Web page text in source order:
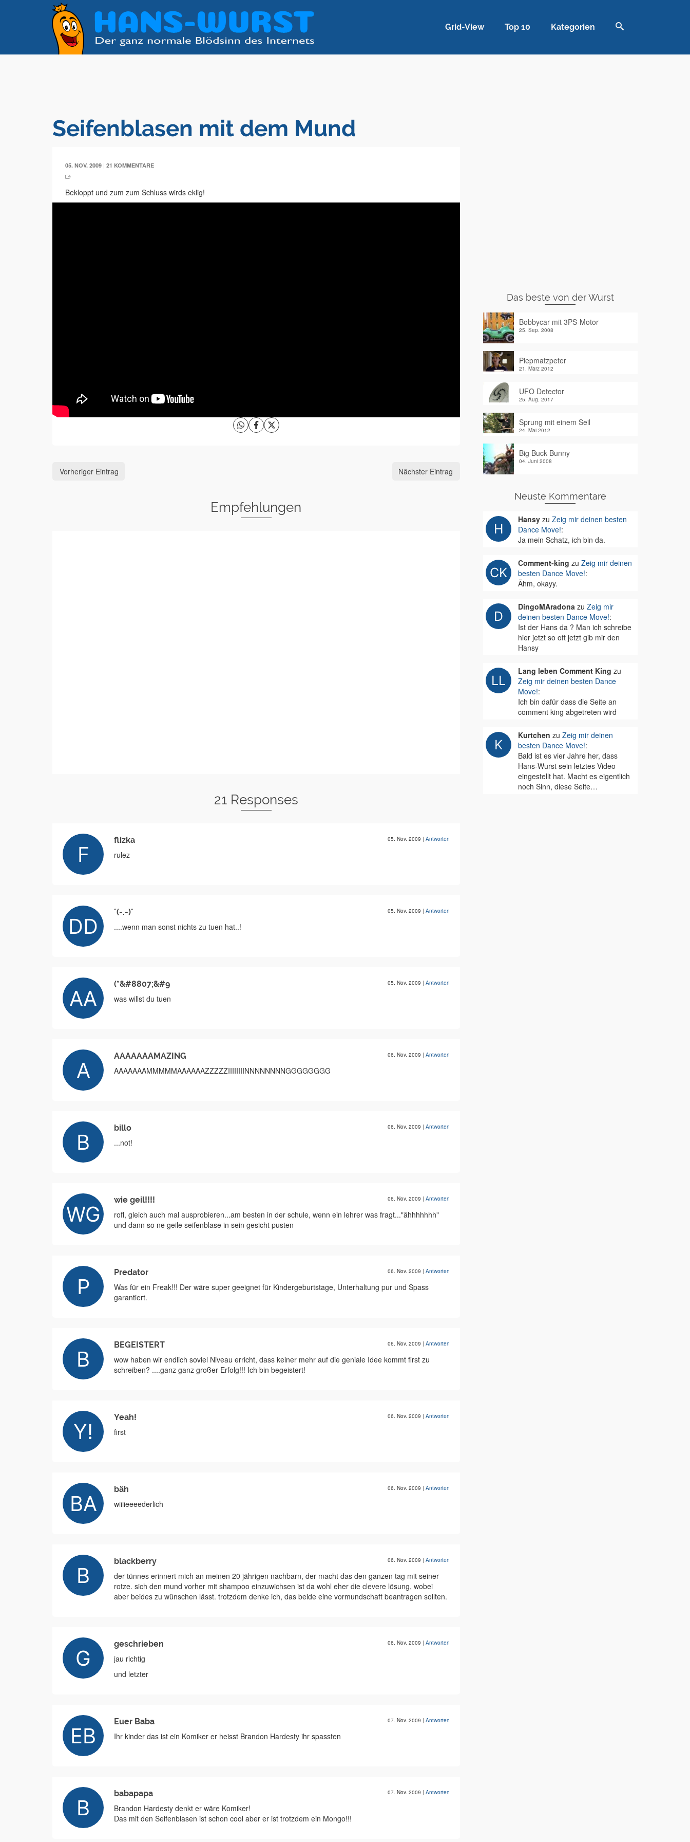
Grid-View Top 10 Kategorien
Seifenblasen mit dem Mund
05. NOV. 2009 | 21 KOMMENTARE
Bekloppt und zum zum Schluss wirds eklig!
Vorheriger Eintrag Nächster Eintrag
Empfehlungen
21 Responses
flizka 05. Nov. 2009 | Antworten
rulez
°(-.-)° 05. Nov. 2009 | Antworten
....wenn man sonst nichts zu tuen hat..!
(*&#8807;&#9 05. Nov. 2009 | Antworten
was willst du tuen
AAAAAAAMAZING 06. Nov. 2009 | Antworten
AAAAAAAMMMMMAAAAAAZZZZZIIIIIIIINNNNNNNNGGGGGGGG
billo 06. Nov. 2009 | Antworten
...not!
wie geil!!!! 06. Nov. 2009 | Antworten
rofl, gleich auch mal ausprobieren...am besten in der schule, wenn ein lehrer was fragt..."ähhhhhhh"
und dann so ne geile seifenblase in sein gesicht pusten
Predator 06. Nov. 2009 | Antworten
Was für ein Freak!!! Der wäre super geeignet für Kindergeburtstage, Unterhaltung pur und Spass
garantiert.
BEGEISTERT 06. Nov. 2009 | Antworten
wow haben wir endlich soviel Niveau erricht, dass keiner mehr auf die geniale Idee kommt first zu
schreiben? ....ganz ganz großer Erfolg!!! Ich bin begeistert!
Yeah! 06. Nov. 2009 | Antworten
first
bäh 06. Nov. 2009 | Antworten
wiiiieeeederlich
blackberry 06. Nov. 2009 | Antworten
der tünnes erinnert mich an meinen 20 jährigen nachbarn, der macht das den ganzen tag mit seiner
rotze. sich den mund vorher mit shampoo einzuwichsen ist da wohl eher die clevere lösung, wobei
aber beides zu wünschen lässt. trotzdem denke ich, das beide eine vormundschaft beantragen sollten.
geschrieben 06. Nov. 2009 | Antworten
jau richtig
und letzter
Euer Baba 07. Nov. 2009 | Antworten
Ihr kinder das ist ein Komiker er heisst Brandon Hardesty ihr spassten
babapapa 07. Nov. 2009 | Antworten
Brandon Hardesty denkt er wäre Komiker!
Das mit den Seifenblasen ist schon cool aber er ist trotzdem ein Mongo!!!
Das beste von der Wurst
Bobbycar mit 3PS-Motor
25. Sep. 2008
Piepmatzpeter
21. März 2012
UFO Detector
25. Aug. 2017
Sprung mit einem Seil
24. Mai 2012
Big Buck Bunny
04. Juni 2008
Neuste Kommentare
Hansyzu Zeig mir deinen besten
Dance Move!:
Ja mein Schatz, ich bin da.
Comment-king zu Zeig mir deinen
besten Dance Move!:
Ähm, okayy.
DingoMAradonazu Zeig mir
deinen besten Dance Move!:
Ist der Hans da ? Man ich schreibe
hier jetzt so oft jetzt gib mir den
Hansy
Lang leben Comment King zu
Zeig mir deinen besten Dance
Move!:
Ich bin dafür dass die Seite an
comment king abgetreten wird
Kurtchen zu Zeig mir deinen
besten Dance Move!:
Bald ist es vier Jahre her, dass
Hans-Wurst sein letztes Video
eingestellt hat. Macht es eigentlich
noch Sinn, diese Seite…